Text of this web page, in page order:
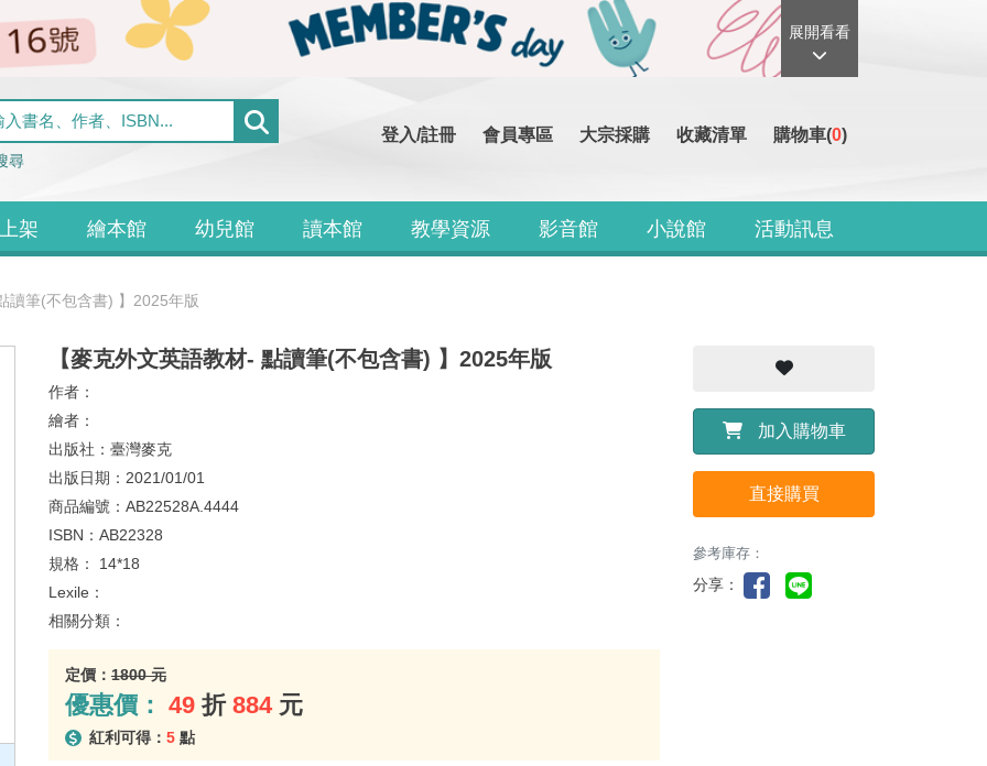
展開看看
尋
登入/註冊 會員專區 大宗採購 收藏清單 購物車(0)
架 繪本館 幼兒館 讀本館 教學資源 影音館 小說館 活動訊息
讀筆(不包含書) 】2025年版
【麥克外文英語教材- 點讀筆(不包含書) 】2025年版
作者：
繪者：
出版社： 臺灣麥克
出版日期： 2021/01/01
商品編號： AB22528A.4444
ISBN： AB22328
規格： 14*18
Lexile：
相關分類：
定價： 1800 元
優惠價： 49 折 884 元
紅利可得： 5 點
加入購物車
直接購買
參考庫存：
分享：